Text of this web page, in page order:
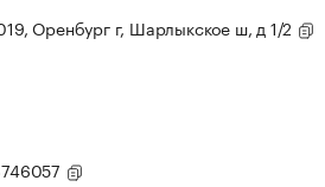
Оренбург г, Шарлыкское ш, д 1/2